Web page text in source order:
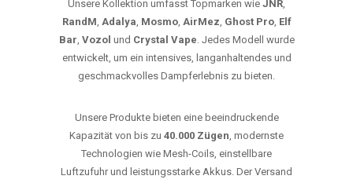
Unsere Kollektion umfasst Topmarken wie JNR,
RandM, Adalya, Mosmo, AirMez, Ghost Pro, Elf
Bar, Vozol und Crystal Vape. Jedes Modell wurde
entwickelt, um ein intensives, langanhaltendes und
geschmackvolles Dampferlebnis zu bieten.
Unsere Produkte bieten eine beeindruckende
Kapazität von bis zu 40.000 Zügen, modernste
Technologien wie Mesh-Coils, einstellbare
Luftzufuhr und leistungsstarke Akkus. Der Versand